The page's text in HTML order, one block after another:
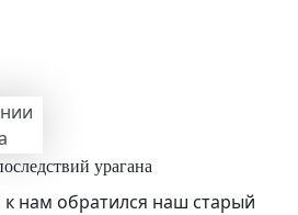
урагана
нам обратился наш старый